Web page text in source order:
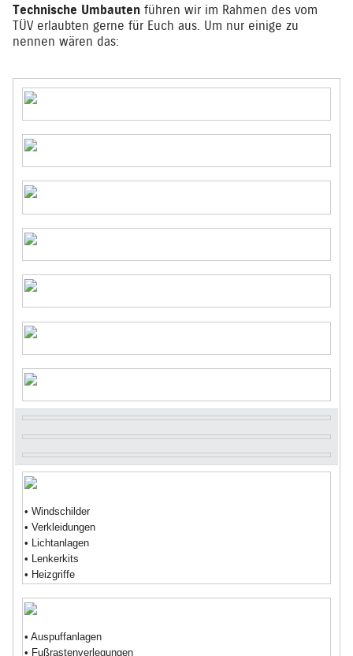
Technische Umbauten führen wir im Rahmen des vom
TÜV erlaubten gerne für Euch aus. Um nur einige zu
nennen wären das:
• Windschilder
• Verkleidungen
• Lichtanlagen
• Lenkerkits
• Heizgriffe
• Auspuffanlagen
• Fußrastenverlegungen